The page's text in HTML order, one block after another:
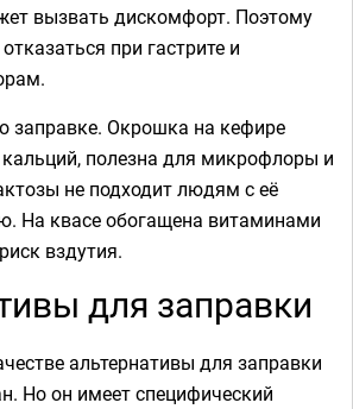
вызвать дискомфорт. Поэтому
при гастрите и
заправке. Окрошка на кефире
полезна для микрофлоры и
не подходит людям с её
На квасе обогащена витаминами
вздутия.
для заправки
альтернативы для заправки
Но он имеет специфический